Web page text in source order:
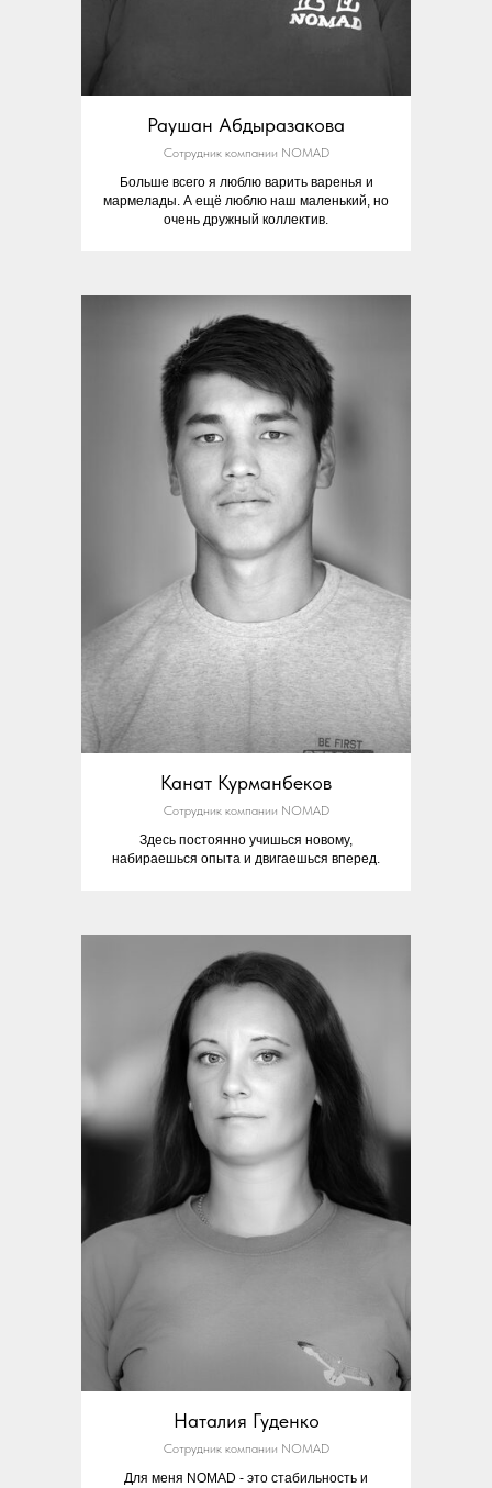
Раушан Абдыразакова
Сотрудник компании NOMAD
Больше всего я люблю варить варенья и
мармелады. А ещё люблю наш маленький, но
очень дружный коллектив.
Канат Курманбеков
Сотрудник компании NOMAD
Здесь постоянно учишься новому,
набираешься опыта и двигаешься вперед.
Наталия Гуденко
Сотрудник компании NOMAD
Для меня NOMAD - это стабильность и